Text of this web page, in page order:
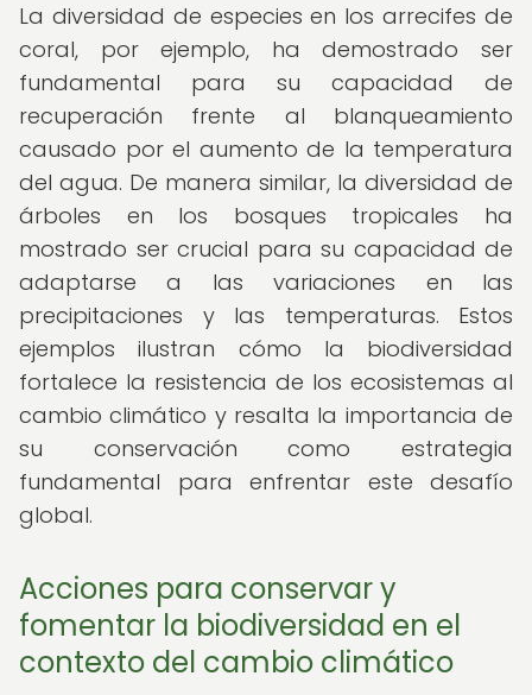
La diversidad de especies en los arrecifes de
coral, por ejemplo, ha demostrado ser
fundamental para su capacidad de
recuperación frente al blanqueamiento
causado por el aumento de la temperatura
del agua. De manera similar, la diversidad de
árboles en los bosques tropicales ha
mostrado ser crucial para su capacidad de
adaptarse a las variaciones en las
precipitaciones y las temperaturas. Estos
ejemplos ilustran cómo la biodiversidad
fortalece la resistencia de los ecosistemas al
cambio climático y resalta la importancia de
su conservación como estrategia
fundamental para enfrentar este desafío
global.
Acciones para conservar y
fomentar la biodiversidad en el
contexto del cambio climático